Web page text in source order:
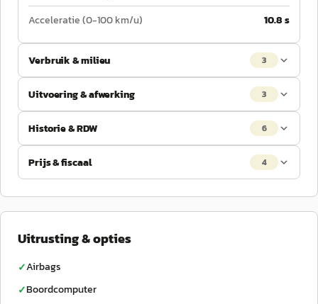
Acceleratie (0-100 km/u)
10.8 s
Verbruik & milieu 3
Uitvoering & afwerking 3
Historie & RDW 6
Prijs & fiscaal 4
Uitrusting & opties
✓Airbags
✓Boordcomputer